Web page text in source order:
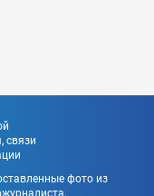
связи
фото из